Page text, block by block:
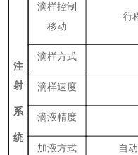
注
射
系
统
滴样控制
移动
行
滴样方式
滴样速度
滴液精度
加液方式 自